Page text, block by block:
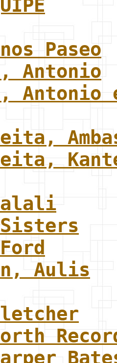
Paseo
Antonio
Antonio
Aulis